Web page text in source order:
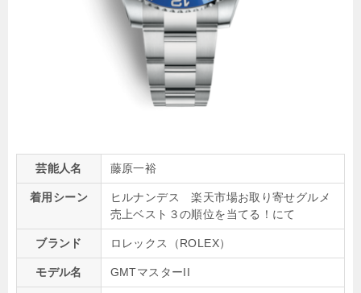
芸能人名 藤原一裕
着用シーン
ヒルナンデス 楽天市場お取り寄せグルメ
売上ベスト３の順位を当てる！にて
ブランド ロレックス（ROLEX）
モデル名 GMTマスターII